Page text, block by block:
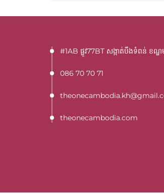
#1AB ផ្លូវ77BT​ សង្កាត់បឹងទំពន់ ខណ្ឌ
086 70 70 71
theonecambodia.com